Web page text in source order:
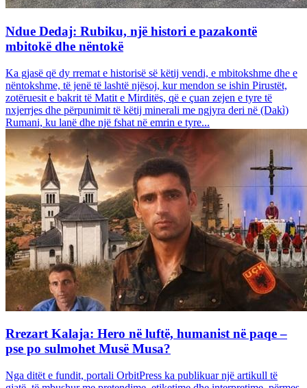
Ndue Dedaj: Rubiku, një histori e pazakontë
mbitokë dhe nëntokë
Ka gjasë që dy rremat e historisë së këtij vendi, e mbitokshme dhe e
nëntokshme, të jenë të lashtë njësoj, kur mendon se ishin Pirustët,
zotëruesit e bakrit të Matit e Mirditës, që e çuan zejen e tyre të
nxjerrjes dhe përpunimit të këtij minerali me ngjyra deri në (Dakì)
Rumani, ku lanë dhe një fshat në emrin e tyre...
Rrezart Kalaja: Hero në luftë, humanist në paqe –
pse po sulmohet Musë Musa?
Nga ditët e fundit, portali OrbitPress ka publikuar një artikull të